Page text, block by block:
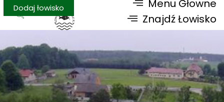
Znajdź Łowisko
Dodaj łowisko Menu Głowne